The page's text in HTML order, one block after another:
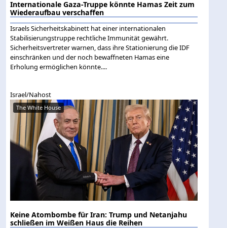
Internationale Gaza-Truppe könnte Hamas Zeit zum
Wiederaufbau verschaffen
Israels Sicherheitskabinett hat einer internationalen
Stabilisierungstruppe rechtliche Immunität gewährt.
Sicherheitsvertreter warnen, dass ihre Stationierung die IDF
einschränken und der noch bewaffneten Hamas eine
Erholung ermöglichen könnte....
Israel/Nahost
The White House
Keine Atombombe für Iran: Trump und Netanjahu
schließen im Weißen Haus die Reihen